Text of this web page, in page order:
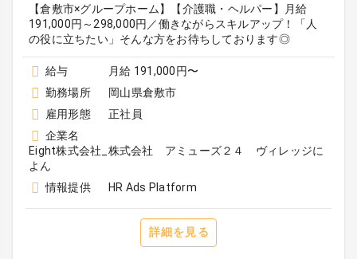
【倉敷市×グループホーム】【介護職・ヘルパー】月給
191,000円～298,000円／働きながらスキルアップ！「人
の役に立ちたい」そんな方をお待ちしております◎
給与
月給 191,000円〜
勤務場所
岡山県倉敷市
雇用形態
正社員
企業名
Eight株式会社_株式会社 アミューズ２４ ヴィレッジに
よん
情報提供
HR Ads Platform
詳細を見る